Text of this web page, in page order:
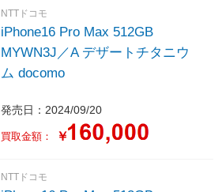
NTTドコモ
iPhone16 Pro Max 512GB
MYWN3J／A デザートチタニウ
ム docomo
発売日：2024/09/20
買取金額： ￥
NTTドコモ